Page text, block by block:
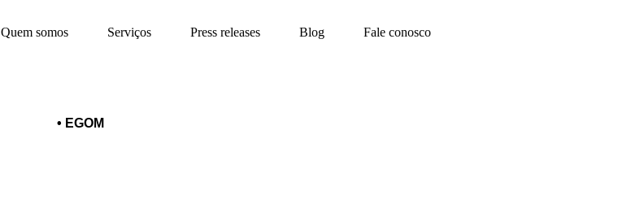
Quem somos Serviços Press releases Blog Fale conosco
• EGOM